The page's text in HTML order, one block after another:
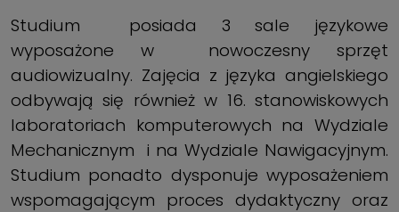
Studium posiada 3 sale językowe
wyposażone w nowoczesny sprzęt
audiowizualny. Zajęcia z języka angielskiego
odbywają się również w 16. stanowiskowych
laboratoriach komputerowych na Wydziale
Mechanicznym i na Wydziale Nawigacyjnym.
Studium ponadto dysponuje wyposażeniem
wspomagającym proces dydaktyczny oraz